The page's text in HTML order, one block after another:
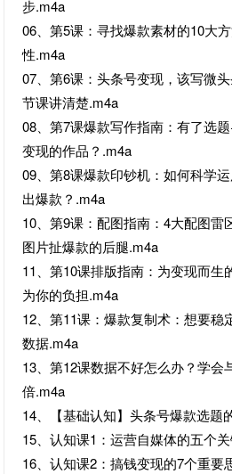
步.m4a
06、第5课：寻找爆款素材的10大
性.m4a
07、第6课：头条号变现，该写微
节课讲清楚.m4a
08、第7课爆款写作指南：有了选
变现的作品？.m4a
09、第8课爆款印钞机：如何科学
出爆款？.m4a
10、第9课：配图指南：4大配图雷
图片扯爆款的后腿.m4a
11、第10课排版指南：为变现而生
为你的负担.m4a
12、第11课：爆款复制术：想要稳
数据.m4a
13、第12课数据不好怎么办？学会
倍.m4a
14、【基础认知】头条号爆款选题
15、认知课1：运营自媒体的五个
16、认知课2：搞钱变现的7个重要